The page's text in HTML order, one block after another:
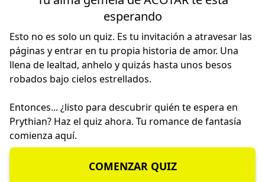
esperando
Esto no es solo un quiz. Es tu invitación a atravesar las
páginas y entrar en tu propia historia de amor. Una
llena de lealtad, anhelo y quizás hasta unos besos
robados bajo cielos estrellados.
Entonces... ¿listo para descubrir quién te espera en
Prythian? Haz el quiz ahora. Tu romance de fantasía
comienza aquí.
COMENZAR QUIZ